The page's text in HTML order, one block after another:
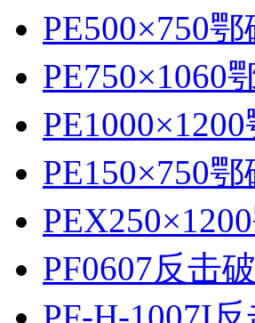
PE500×750鄂
PE750×1060
PE150×750鄂
PF0607反击破